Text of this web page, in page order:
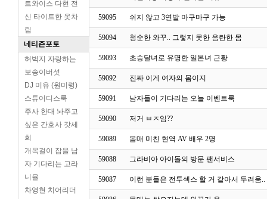
트와이스 다현 전
신 타이트한 옷차
림
네티즌포토
허벅지 자랑하는
보송이버섯
DJ 미유 (원미령)
스튜어디스룩
주사 한대 놔주고
싶은 간호사 갓세
희
개목걸이 잡을 남
자 기다리는 고라
니율
차영현 치어리더
59095 쉬지 않고 3연발 마구마구 가능
59094 청순한 와꾸.. 그렇지 못한 음란한 몸
59093 초승달녀로 유명한 일본녀 근황
59092 진짜 이게 여자의 몸이지
59091 남자들이 기다리는 오늘 이벤트룩
59090 저거 ㅂㅈ임??
59089 몸매 미친 현역 AV 배우 2명
59088 그라비아 아이돌의 방문 팬서비스
59087 이런 분들은 전투섹스 할 거 같아서 두려움..